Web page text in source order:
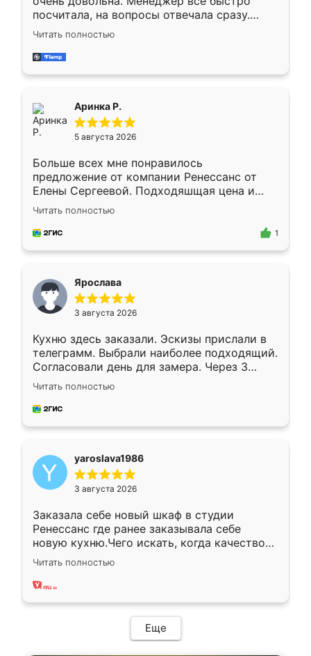
посчитала, на вопросы отвечала сразу.
Замерщик приехал в субботу, подошёл к
делу со всей ответственностью. Собрали
за день, ребята работали аккуратно, даже
Читать полностью
Аринка Р.
5 августа 2026
Больше всех мне понравилось
предложение от компании Ренессанс от
Елены Сергеевой. Подходяшщая цена и
короткие сроки изготовления. Приехавший
для замера сотрудник Владислав
предложил по моему эскизу самый
Читать полностью
1
Ярослава
3 августа 2026
Кухню здесь заказали. Эскизы прислали в
телеграмм. Выбрали наиболее подходящий.
Согласовали день для замера. Через 3
недели кухня была уже готова. Остались
довольны работой. Спасибо Ренессанс
мебель за качественную работу!
Читать полностью
yaroslava1986
3 августа 2026
Заказала себе новый шкаф в студии
Ренессанс где ранее заказывала себе
новую кухню.Чего искать, когда качеством
вполне довольна. Служит кухня уже почти
два года, нареканий нет.
Читать полностью
Еще